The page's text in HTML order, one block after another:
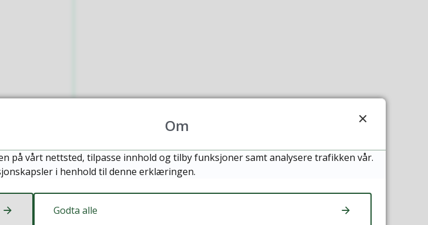
Om
på vårt nettsted, tilpasse innhold og tilby funksjoner samt analysere trafikken vår.
i henhold til denne erklæringen.
Godta alle